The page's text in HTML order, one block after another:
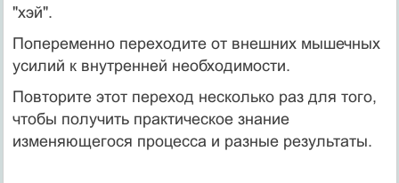
"хэй".
Попеременно переходите от внешних мышечных
усилий к внутренней необходимости.
Повторите этот переход несколько раз для того,
чтобы получить практическое знание
изменяющегося процесса и разные результаты.